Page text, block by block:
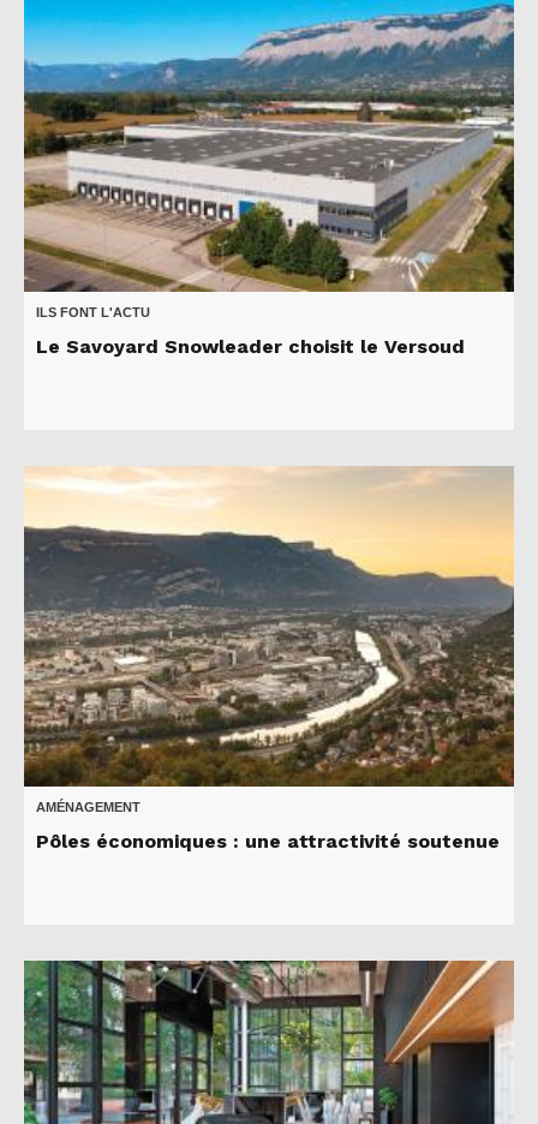
ILS FONT L'ACTU
Le Savoyard Snowleader choisit le Versoud
AMÉNAGEMENT
Pôles économiques : une attractivité soutenue